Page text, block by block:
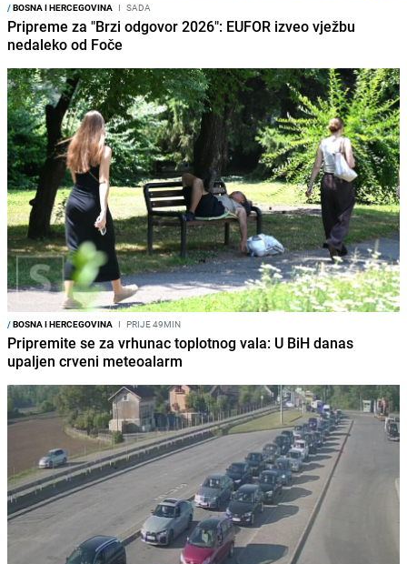
/BOSNA I HERCEGOVINA I SADA
Pripreme za "Brzi odgovor 2026": EUFOR izveo vježbu
nedaleko od Foče
/BOSNA I HERCEGOVINA I PRIJE 49MIN
Pripremite se za vrhunac toplotnog vala: U BiH danas
upaljen crveni meteoalarm